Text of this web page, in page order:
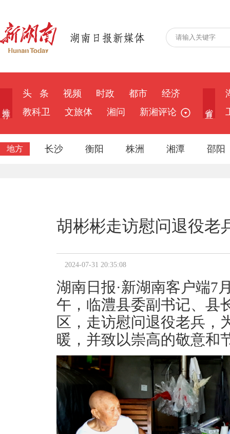
头 条 视频 时政 都市
经济
教科卫
文旅体 湘问 新湘评论
地方 长沙 衡阳 株洲 湘潭 邵阳
胡彬彬走访慰问退役老
2024-07-31 20:35:08
湖南日报·新湖南客户端7
午，临澧县委副书记、县
区，走访慰问退役老兵，
暖，并致以崇高的敬意和